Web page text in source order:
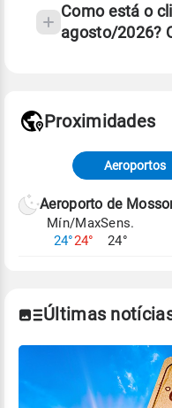
Como está o
agosto/2026?
Fonte: dados
meteorológicas e
de Tempo e Estudos
Para obter mais
Proximidades
Aeroportos
Aeroporto de
Mín/Max
24°24°
Sens.
24°
Últimas